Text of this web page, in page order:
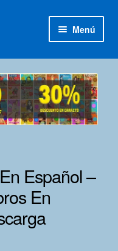
Menú
Español –
En